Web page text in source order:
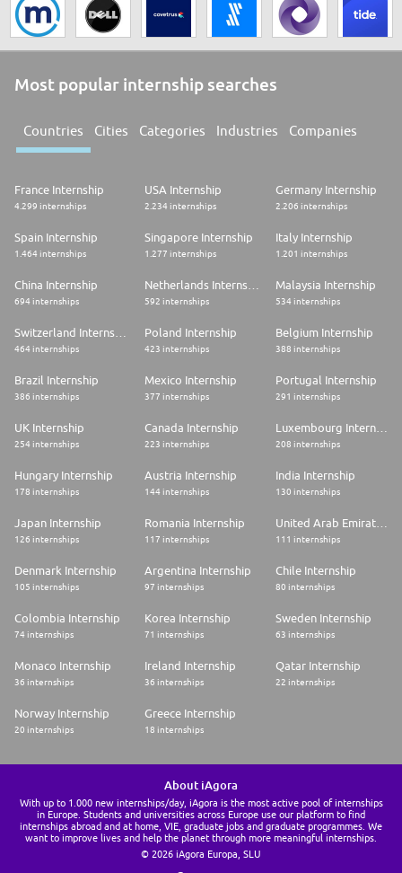
Most popular internship searches
Countries Cities Categories Industries Companies
France Internship
4.299 internships
USA Internship
2.234 internships
Germany Internship
2.206 internships
Spain Internship
1.464 internships
Singapore Internship
1.277 internships
Italy Internship
1.201 internships
China Internship
694 internships 592 internships
Malaysia Internship
534 internships
464 internships
Poland Internship
423 internships
Belgium Internship
388 internships
Brazil Internship
386 internships
Mexico Internship
377 internships
Portugal Internship
291 internships
UK Internship
254 internships
Canada Internship
223 internships
Luxembourg Internship
208 internships
Hungary Internship
178 internships
Austria Internship
144 internships
India Internship
130 internships
Japan Internship
126 internships
Romania Internship
117 internships
United Arab Emirates Internship
111 internships
Denmark Internship
105 internships
Argentina Internship
97 internships
Chile Internship
80 internships
Colombia Internship
74 internships
Korea Internship
71 internships
Sweden Internship
63 internships
Monaco Internship
36 internships
Ireland Internship
36 internships
Qatar Internship
22 internships
Norway Internship
20 internships
Greece Internship
18 internships
About iAgora
With up to 1.000 new internships/day, iAgora is the most active pool of internships
in Europe. Students and universities across Europe use our platform to find
internships abroad and at home, VIE, graduate jobs and graduate programmes. We
want to improve lives and help the planet through more meaningful internships.
© 2026 iAgora Europa, SLU